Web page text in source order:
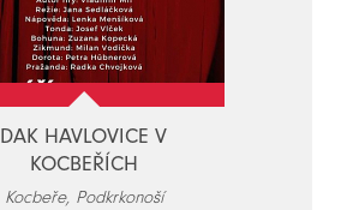
DAK HAVLOVICE V
KOCBEŘÍCH
Kocbeře, Podkrkonoší